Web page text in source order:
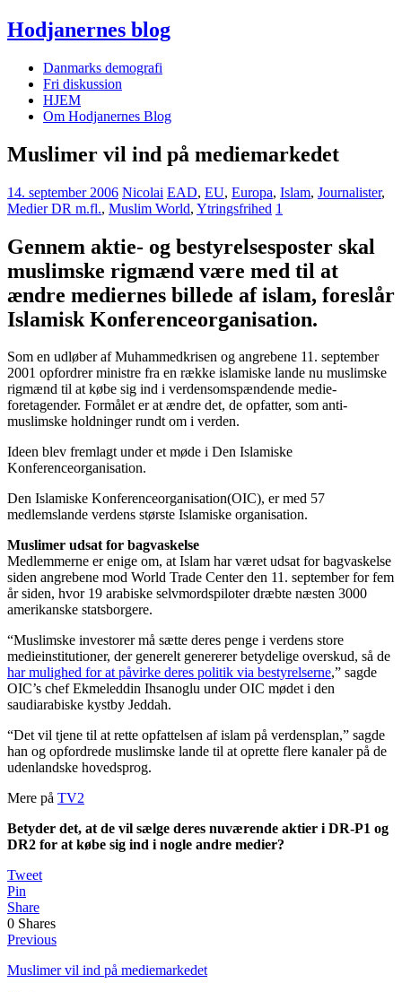
Hodjanernes blog
Danmarks demografi
Fri diskussion
HJEM
Om Hodjanernes Blog
Muslimer vil ind på mediemarkedet
14. september 2006 Nicolai EAD, EU, Europa, Islam, Journalister,
Medier DR m.fl., Muslim World, Ytringsfrihed 1
Gennem aktie- og bestyrelsesposter skal
muslimske rigmænd være med til at
ændre mediernes billede af islam, fore­slår
Islamisk Konferenceorganisation.
Som en udløber af Muhammedkrisen og angrebene 11. september
2001 opfordrer ministre fra en række islamiske lande nu muslimske
rigmænd til at købe sig ind i verdensomspændende medie­
foretagender. Formålet er at ændre det, de opfatter, som anti-
muslimske holdninger rundt om i verden.
Ideen blev fremlagt under et møde i Den Islamiske
Konferenceorganisation.
Den Islamiske Konferenceorganisation(OIC), er med 57
medlemslande verdens største Islamiske organisation.
Muslimer udsat for bagvaskelse
Medlemmerne er enige om, at Islam har været udsat for bagvaskelse
siden angrebene mod World Trade Center den 11. september for fem
år siden, hvor 19 arabiske selvmordspiloter dræbte næsten 3000
amerikanske statsborgere.
“Muslimske investorer må sætte deres penge i verdens store
medieinstitutioner, der generelt genererer betydelige overskud, så de
har mulighed for at påvirke deres politik via bestyrelserne,” sagde
OIC’s chef Ekmeleddin Ihsanoglu under OIC mødet i den
saudiarabiske kystby Jeddah.
“Det vil tjene til at rette opfattelsen af islam på verdensplan,” sagde
han og opfordrede muslimske lande til at oprette flere kanaler på de
udenlandske hovedsprog.
Mere på TV2
Betyder det, at de vil sælge deres nuværende aktier i DR-P1 og
DR2 for at købe sig ind i nogle andre medier?
Tweet
Pin
Share
0 Shares
Previous
Muslimer vil ind på mediemarkedet